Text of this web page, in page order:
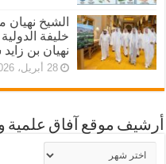
الشيخ نهيان
خليفة
نهيان بن زايد
28 أبريل، 2026
أرشيف موقع آفاق علمية
أرشيف